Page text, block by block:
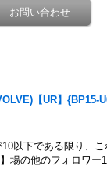
【UR】{BP15-
下である限り、こ
場の他のフォロワ